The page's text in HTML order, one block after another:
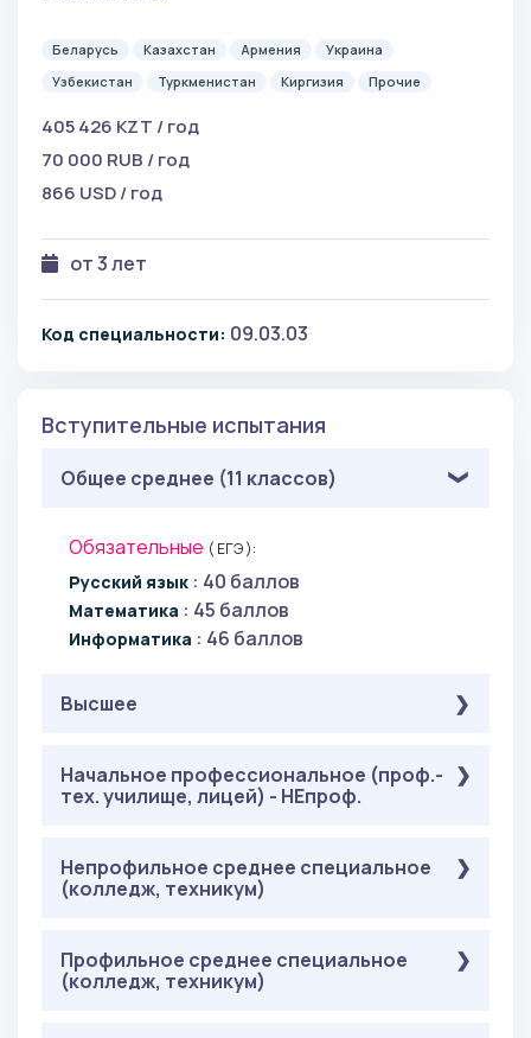
Беларусь Казахстан Армения
Украина
Узбекистан
Туркменистан Киргизия Прочие
405 426 KZT / год
70 000 RUB / год
866 USD / год
от 3 лет
Код специальности: 09.03.03
Вступительные испытания
Общее среднее (11 классов)
Обязательные ( ЕГЭ ):
Русский язык : 40 баллов
Математика : 45 баллов
Информатика : 46 баллов
Высшее
Обязательные( Онлайн-тестирование ):
Русский язык : 40 баллов
Математика в технических науках: 40
баллов
Начальное профессиональное (проф.-
тех. училище, лицей) - НЕпроф.
Обязательные ( Онлайн-тестирование ):
Русский язык: 40 баллов
Математика в технических науках: 40
баллов
Непрофильное среднее специальное
(колледж, техникум)
Обязательные( Онлайн-тестирование ):
Русский язык: 40 баллов
Профильное среднее специальное
(колледж, техникум)